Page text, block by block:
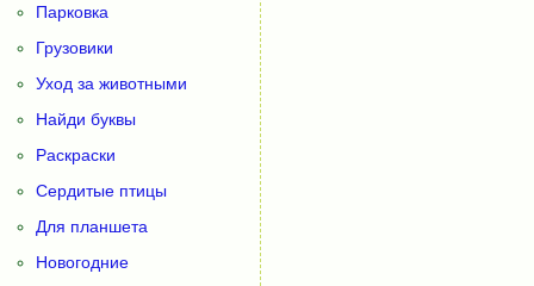
Парковка
Грузовики
Уход за животными
Найди буквы
Раскраски
Сердитые птицы
Для планшета
Новогодние